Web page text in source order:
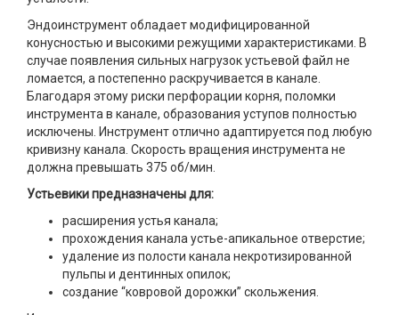
Эндоинструмент обладает модифицированной
конусностью и высокими режущими характеристиками. В
случае появления сильных нагрузок устьевой файл не
ломается, а постепенно раскручивается в канале.
Благодаря этому риски перфорации корня, поломки
инструмента в канале, образования уступов полностью
исключены. Инструмент отлично адаптируется под любую
кривизну канала. Скорость вращения инструмента не
должна превышать 375 об/мин.
Устьевики предназначены для:
расширения устья канала;
прохождения канала устье-апикальное отверстие;
удаление из полости канала некротизированной
пульпы и дентинных опилок;
создание “ковровой дорожки” скольжения.